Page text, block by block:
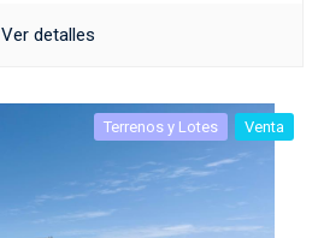
Ver detalles
Terrenos y Lotes Venta